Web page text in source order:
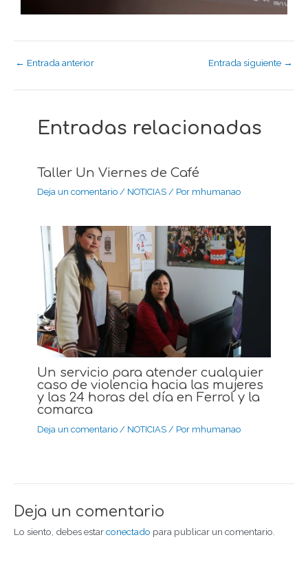
← Entrada anterior Entrada siguiente →
Entradas relacionadas
Taller Un Viernes de Café
Deja un comentario / NOTICIAS / Por mhumanao
Un servicio para atender cualquier
caso de violencia hacia las mujeres
y las 24 horas del día en Ferrol y la
comarca
Deja un comentario / NOTICIAS / Por mhumanao
Deja un comentario
Lo siento, debes estarconectado para publicar un comentario.